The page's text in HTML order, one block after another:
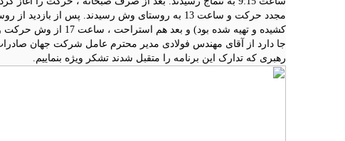
مجدد حرکت و ساعت 13 به روستای وش رسیدند. پس
کشیده و تهیه شده بود) و بعد هم استراحت ، ساعت 17 از وش حرکت و ساعت 19:30 به پای اتوموبیل ها رسیده و به نطنز بازگشتند.
جا دارد از آقای مهندس فولادی مدیر محترم عامل شرکت جهان
رهبری که تدارک این برنامه را متقبل شدند تشکر ویژه بنماییم.